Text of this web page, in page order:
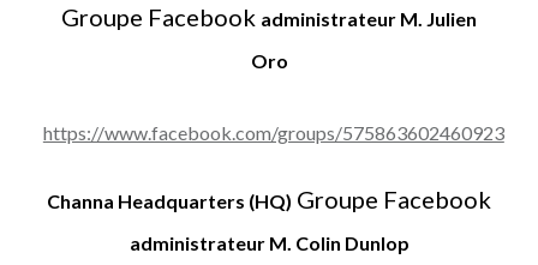
Groupe Facebook administrateur M. Julien
Oro
https://www.facebook.com/groups/575863602460923
Channa Headquarters (HQ) Groupe Facebook
administrateur M. Colin Dunlop